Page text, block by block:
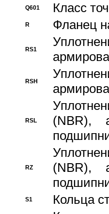
Q601 Класс
R Фланец
RS1
RSH
RSL
(NBR),
RZ
(NBR),
S1 Кольца